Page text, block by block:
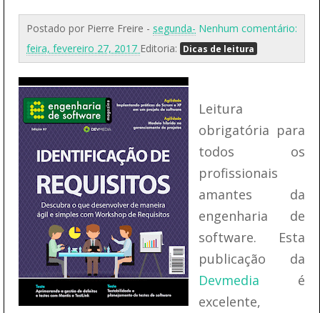
Nenhum comentário:
Postado por Pierre Freire - segunda-
feira, fevereiro 27, 2017 Editoria: Dicas de leitura
Leitura
obrigatória para
todos os
profissionais
amantes da
engenharia de
software. Esta
publicação da
Devmedia é
excelente,